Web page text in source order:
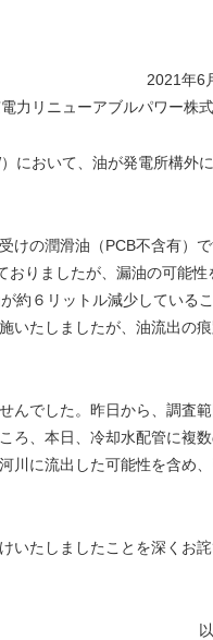
2021年6
力リニューアブルパワー株
において、油が発電所構外に
の潤滑油（PCB不含有）で
おりましたが、漏油の可能性
約６リットル減少している
いたしましたが、油流出の
んでした。昨日から、調査
ろ、本日、冷却水配管に複
川に流出した可能性を含め、
いたしましたことを深くお詫